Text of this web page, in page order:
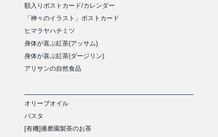
額入りポストカード/カレンダー
「神々のイラスト」ポストカード
ヒマラヤハチミツ
身体が喜ぶ紅茶(アッサム)
身体が喜ぶ紅茶(ダージリン)
アリサンの自然食品
オリーブオイル
パスタ
[有機]播磨園製茶のお茶